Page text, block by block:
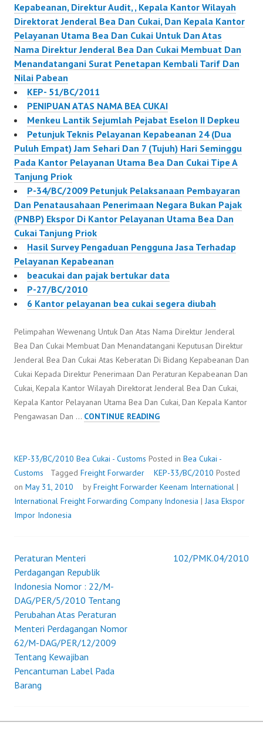
Kepabeanan, Direktur Audit, , Kepala Kantor Wilayah
Direktorat Jenderal Bea Dan Cukai, Dan Kepala Kantor
Pelayanan Utama Bea Dan Cukai Untuk Dan Atas
Nama Direktur Jenderal Bea Dan Cukai Membuat Dan
Menandatangani Surat Penetapan Kembali Tarif Dan
Nilai Pabean
KEP- 51/BC/2011
PENIPUAN ATAS NAMA BEA CUKAI
Menkeu Lantik Sejumlah Pejabat Eselon II Depkeu
Petunjuk Teknis Pelayanan Kepabeanan 24 (Dua
Puluh Empat) Jam Sehari Dan 7 (Tujuh) Hari Seminggu
Pada Kantor Pelayanan Utama Bea Dan Cukai Tipe A
Tanjung Priok
P-34/BC/2009 Petunjuk Pelaksanaan Pembayaran
Dan Penatausahaan Penerimaan Negara Bukan Pajak
(PNBP) Ekspor Di Kantor Pelayanan Utama Bea Dan
Cukai Tanjung Priok
Hasil Survey Pengaduan Pengguna Jasa Terhadap
Pelayanan Kepabeanan
beacukai dan pajak bertukar data
P-27/BC/2010
6 Kantor pelayanan bea cukai segera diubah
Pelimpahan Wewenang Untuk Dan Atas Nama Direktur Jenderal
Bea Dan Cukai Membuat Dan Menandatangani Keputusan Direktur
Jenderal Bea Dan Cukai Atas Keberatan Di Bidang Kepabeanan Dan
Cukai Kepada Direktur Penerimaan Dan Peraturan Kepabeanan Dan
Cukai, Kepala Kantor Wilayah Direktorat Jenderal Bea Dan Cukai,
Kepala Kantor Pelayanan Utama Bea Dan Cukai, Dan Kepala Kantor
Pengawasan Dan … CONTINUE READINGKEP-
KEP-33/BC/2010 Bea Cukai - Customs Posted in Bea Cukai -
Customs
Tagged Freight Forwarder KEP-33/BC/2010 Posted
on May 31, 2010 byFreight Forwarder Keenam International |
International Freight Forwarding Company Indonesia |Jasa Ekspor
Impor Indonesia
Post
navigation
Peraturan Menteri
Perdagangan Republik
Indonesia Nomor : 22/M-
DAG/PER/5/2010 Tentang
Perubahan Atas Peraturan
Menteri Perdagangan Nomor
62/M-DAG/PER/12/2009
Tentang Kewajiban
Pencantuman Label Pada
Barang
102/PMK.04/2010